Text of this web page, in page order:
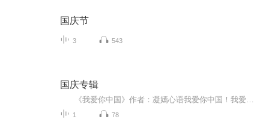
国庆节
3 543
国庆专辑
1 78